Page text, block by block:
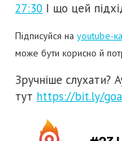
27:30 І що цей
Підписуйся наyoutube-
може бути корисно й
Зручніше слухати?
тут https://bit.ly/